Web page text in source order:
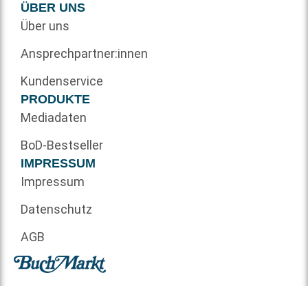
ÜBER UNS
Über uns
Ansprechpartner:innen
Kundenservice
PRODUKTE
Mediadaten
BoD-Bestseller
IMPRESSUM
Impressum
Datenschutz
AGB